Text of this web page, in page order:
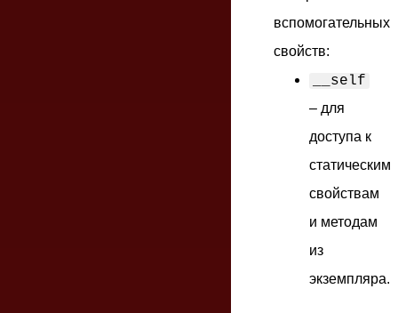
вспомогательных
свойств:
__self
– для
доступа к
статическим
свойствам
и методам
из
экземпляра.